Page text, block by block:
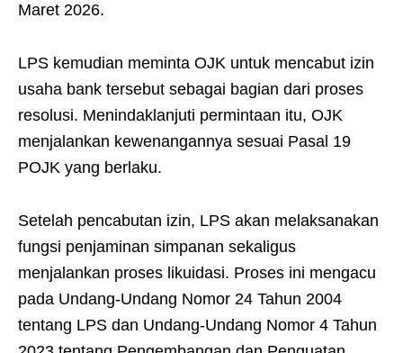
Maret 2026.
LPS kemudian meminta OJK untuk mencabut izin
usaha bank tersebut sebagai bagian dari proses
resolusi. Menindaklanjuti permintaan itu, OJK
menjalankan kewenangannya sesuai Pasal 19
POJK yang berlaku.
Setelah pencabutan izin, LPS akan melaksanakan
fungsi penjaminan simpanan sekaligus
menjalankan proses likuidasi. Proses ini mengacu
pada Undang-Undang Nomor 24 Tahun 2004
tentang LPS dan Undang-Undang Nomor 4 Tahun